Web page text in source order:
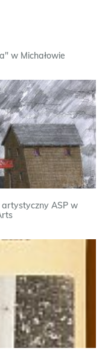
w Michałowie
artystyczny ASP w